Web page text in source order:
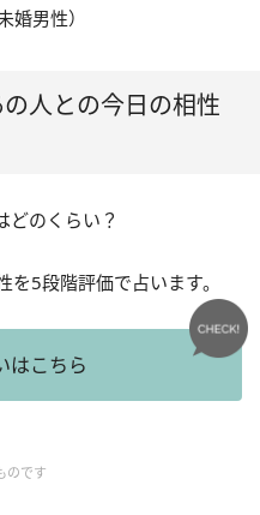
男性）
の人との今日の相性
どのくらい？
5段階評価で占います。
はこちら
のです